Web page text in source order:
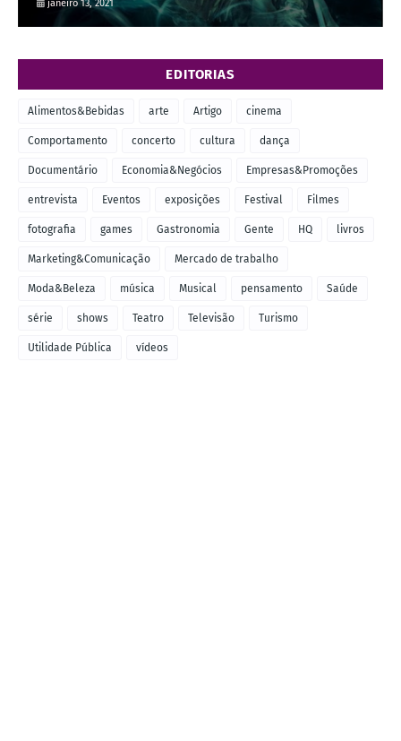
janeiro 13, 2021
EDITORIAS
Alimentos&Bebidas arte Artigo cinema
Comportamento concerto cultura dança
Documentário Economia&Negócios Empresas&Promoções
entrevista Eventos exposições Festival Filmes
fotografia games Gastronomia Gente HQ livros
Marketing&Comunicação Mercado de trabalho
Moda&Beleza música Musical pensamento Saúde
série shows Teatro Televisão Turismo
Utilidade Pública vídeos